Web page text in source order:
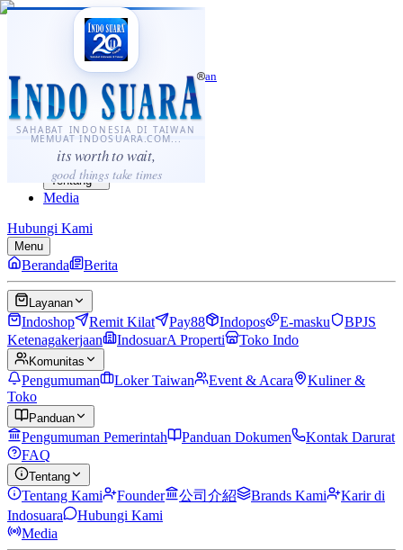
SAHABAT INDONESIA DI TAIWAN
MEMUAT INDOSUARA.COM...
its worth to wait,
good things take times
·...
⌘K
Sahabat Indonesia di Taiwan
Berita
Layanan
Komunitas
Panduan
Tentang
Media
Hubungi Kami
Menu
Beranda Berita
Layanan
Indoshop Remit Kilat Pay88 Indopos E-masku
BPJS
Ketenagakerjaan
IndosuarA Properti Toko Indo
Komunitas
Pengumuman Loker Taiwan Event & Acara
Kuliner &
Toko
Panduan
Pengumuman Pemerintah Panduan Dokumen
Kontak Darurat
FAQ
Tentang
Tentang Kami Founder 公司介紹 Brands Kami
Karir di
Indosuara
Hubungi Kami
Media